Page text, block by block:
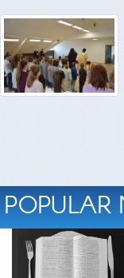
POPULAR